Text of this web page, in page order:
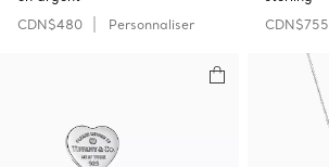
CDN$480
Personnaliser
CDN$755